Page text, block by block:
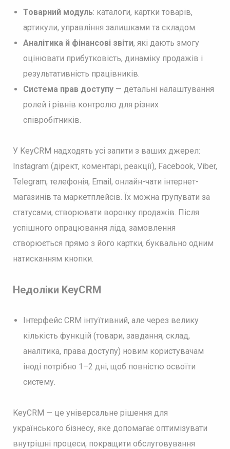
Товарний модуль: каталоги, картки товарів,
артикули, управління залишками та складом.
Аналітика й фінансові звіти, які дають змогу
оцінювати прибутковість, динаміку продажів і
результативність працівників.
Система прав доступу — детальні налаштування
ролей і рівнів контролю для різних
співробітників.
У KeyCRM надходять усі запити з ваших джерел:
Instagram (дірект, коментарі, реакції), Facebook, Viber,
Telegram, телефонія, Email, онлайн-чати інтернет-
магазинів та маркетплейсів. Їх можна групувати за
статусами, створювати воронку продажів. Після
успішного опрацювання ліда, замовлення
створюється прямо з його картки, буквально одним
натисканням кнопки.
Недоліки KeyCRM
Інтерфейс CRM інтуїтивний, але через велику
кількість функцій (товари, завдання, склад,
аналітика, права доступу) новим користувачам
іноді потрібно 1–2 дні, щоб повністю освоїти
систему.
KeyCRM — це універсальне рішення для
українського бізнесу, яке допомагає оптимізувати
внутрішні процеси, покращити обслуговування